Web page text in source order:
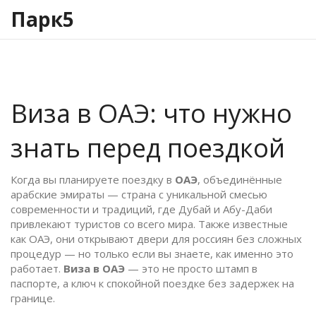
Парк5
Виза в ОАЭ: что нужно
знать перед поездкой
Когда вы планируете поездку в ОАЭ, объединённые
арабские эмираты — страна с уникальной смесью
современности и традиций, где Дубай и Абу-Даби
привлекают туристов со всего мира. Также известные
как ОАЭ, они открывают двери для россиян без сложных
процедур — но только если вы знаете, как именно это
работает. Виза в ОАЭ — это не просто штамп в
паспорте, а ключ к спокойной поездке без задержек на
границе.